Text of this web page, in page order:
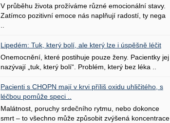
V průběhu života prožíváme různé emocionální stavy.
Zatímco pozitivní emoce nás naplňují radostí, ty nega
Lipedém: Tuk, který bolí, ale který lze i úspěšně léčit
Onemocnění, které postihuje pouze ženy. Pacientky jej
nazývají „tuk, který bolí“. Problém, který bez léka ..
Pacienti s CHOPN mají v krvi příliš oxidu uhličitého, s
léčbou pomůže speci ..
Malátnost, poruchy srdečního rytmu, nebo dokonce
smrt – to všechno může způsobit zvýšená koncentrace